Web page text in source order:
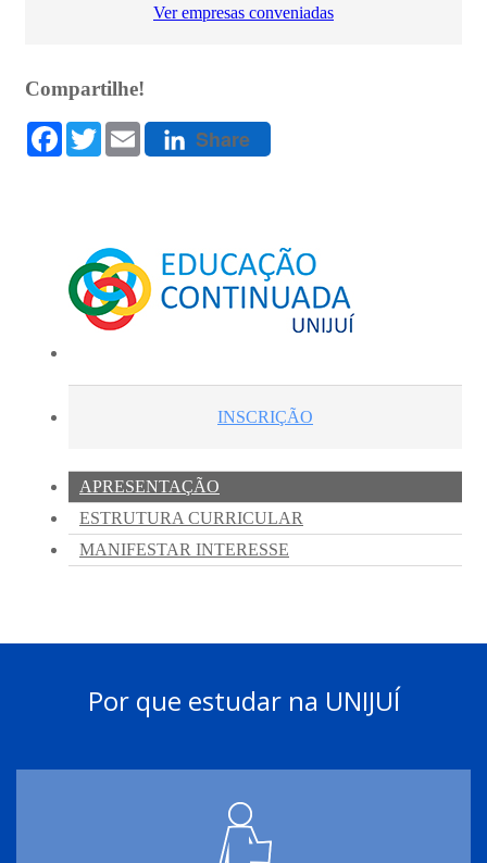
Por que estudar na UNIJUÍ